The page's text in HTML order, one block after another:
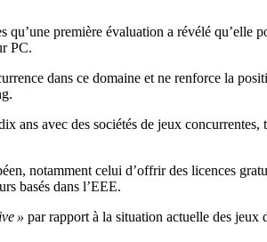
première évaluation a révélé
PC.
dans ce domaine et ne renforce la
ans avec des sociétés de jeux
notamment celui d’offrir des licences
basés dans l’EEE.
» par rapport à la situation actuelle des jeux